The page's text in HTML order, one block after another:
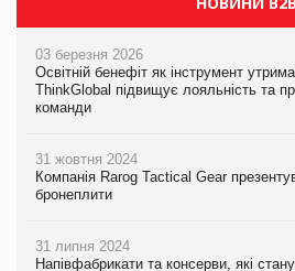
03 березня 2026
Освітній бенефіт як інструмент
ThinkGlobal підвищує лояльність та
команди
31 жовтня 2024
Компанія Rarog Tactical Gear
бронеплити
31 липня 2024
Напівфабрикати та консерви, які